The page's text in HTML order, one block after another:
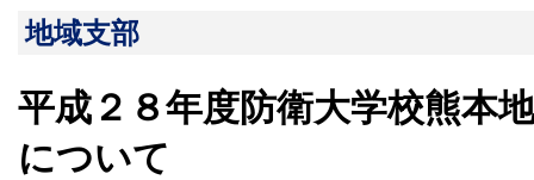
地域支部
平成２８年度防衛大学校熊本
について